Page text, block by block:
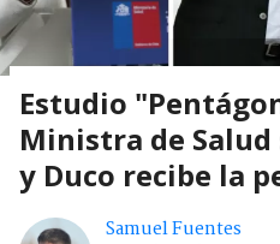
Estudio
Ministra de Salud
y Duco recibe la
Samuel Fuentes